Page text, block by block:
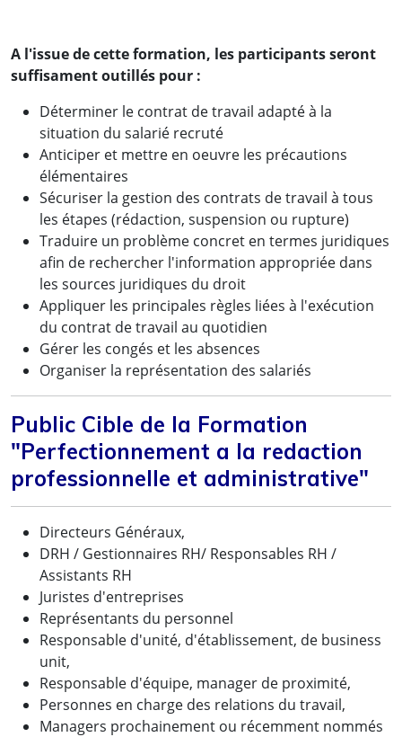
A l'issue de cette formation, les participants seront
suffisament outillés pour :
Déterminer le contrat de travail adapté à la
situation du salarié recruté
Anticiper et mettre en oeuvre les précautions
élémentaires
Sécuriser la gestion des contrats de travail à tous
les étapes (rédaction, suspension ou rupture)
Traduire un problème concret en termes juridiques
afin de rechercher l'information appropriée dans
les sources juridiques du droit
Appliquer les principales règles liées à l'exécution
du contrat de travail au quotidien
Gérer les congés et les absences
Organiser la représentation des salariés
Public Cible de la Formation
"Perfectionnement a la redaction
professionnelle et administrative"
Directeurs Généraux,
DRH / Gestionnaires RH/ Responsables RH /
Assistants RH
Juristes d'entreprises
Représentants du personnel
Responsable d'unité, d'établissement, de business
unit,
Responsable d'équipe, manager de proximité,
Personnes en charge des relations du travail,
Managers prochainement ou récemment nommés